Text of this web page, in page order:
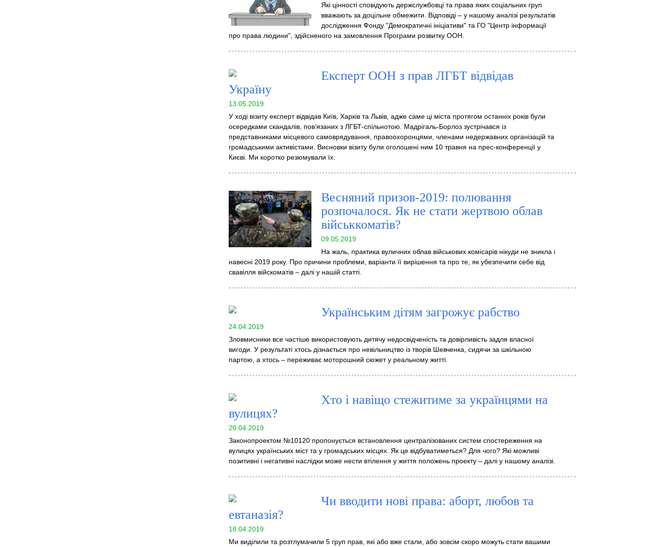
Які цінності сповідують держслужбовці та права яких соціальних груп
вважають за доцільне обмежити. Відповіді – у нашому аналізі результатів
дослідження Фонду "Демократичні ініціативи" та ГО "Центр інформації
про права людини", здійсненого на замовлення Програми розвитку ООН.
Експерт ООН з прав ЛГБТ відвідав
Україну
13.05.2019
У ході візиту експерт відвідав Київ, Харків та Львів, адже саме ці міста протягом останніх років були
осередками скандалів, пов’язаних з ЛГБТ-спільнотою. Мадрігаль-Борлоз зустрічався із
представниками місцевого самоврядування, правоохоронцями, членами недержавних організацій та
громадськими активістами. Висновки візиту були оголошені ним 10 травня на прес-конференції у
Києві. Ми коротко резюмували їх.
Весняний призов-2019: полювання
розпочалося. Як не стати жертвою облав
військкоматів?
09.05.2019
На жаль, практика вуличних облав військових комісарів нікуди не зникла і
навесні 2019 року. Про причини проблеми, варіанти її вирішення та про те, як убезпечити себе від
свавілля війскоматів – далі у нашій статті.
Українським дітям загрожує рабство
24.04.2019
Зловмисники все частіше використовують дитячу недосвідченість та довірливість задля власної
вигоди. У результаті хтось дізнається про невільництво із творів Шевченка, сидячи за шкільною
партою, а хтось – переживає моторошний сюжет у реальному житті.
Хто і навіщо стежитиме за українцями на
вулицях?
20.04.2019
Законопроектом №10120 пропонується встановлення централізованих систем спостереження на
вулицях українських міст та у громадських місцях. Як це відбуватиметься? Для чого? Які можливі
позитивні і негативні наслідки може нести втілення у життя положень проекту – далі у нашому аналізі.
Чи вводити нові права: аборт, любов та
евтаназія?
18.04.2019
Ми виділили та розтлумачили 5 груп прав, які або вже стали, або зовсім скоро можуть стати вашими